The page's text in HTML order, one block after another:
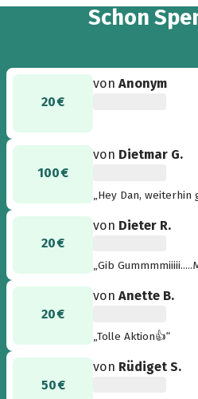
Schon 8
20 €
vonAnonym
100 €
von Dietmar G.
„Hey Dan, weiterhin
Pannen an“
20 €
von Dieter R.
„Gib
20 €
vonAnette B.
„Tolle Aktion👍“
50 €
von Rüdiget S.